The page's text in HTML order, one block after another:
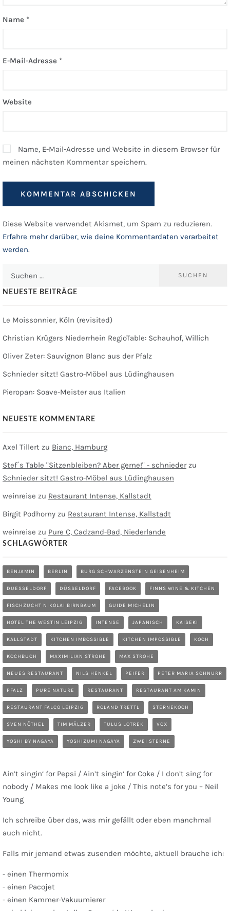
Name *
E-Mail-Adresse *
Website
Name, E-Mail-Adresse und Website in diesem Browser für
meinen nächsten Kommentar speichern.
Diese Website verwendet Akismet, um Spam zu reduzieren.
Erfahre mehr darüber, wie deine Kommentardaten verarbeitet
werden.
NEUESTE BEITRÄGE
Le Moissonnier, Köln (revisited)
Christian Krügers Niederrhein RegioTable: Schauhof, Willich
Oliver Zeter: Sauvignon Blanc aus der Pfalz
Schnieder sitzt! Gastro-Möbel aus Lüdinghausen
Pieropan: Soave-Meister aus Italien
NEUESTE KOMMENTARE
Axel Tillert zu Bianc, Hamburg
Stef´s Table "Sitzenbleiben? Aber gerne!" - schniederzu
Schnieder sitzt! Gastro-Möbel aus Lüdinghausen
weinreise zu Restaurant Intense, Kallstadt
Birgit Podhorny zu Restaurant Intense, Kallstadt
weinreise zu Pure C, Cadzand-Bad, Niederlande
SCHLAGWÖRTER
BENJAMIN BERLIN BURG SCHWARZENSTEIN GEISENHEIM
DUESSELDORF DÜSSELDORF FACEBOOK FINNS WINE & KITCHEN
FISCHZUCHT NIKOLAI BIRNBAUM GUIDE MICHELIN
HOTEL THE WESTIN LEIPZIG INTENSE JAPANISCH KAISEKI
KALLSTADT KITCHEN IMBOSSIBLE KITCHEN IMPOSSIBLE KOCH
KOCHBUCH MAXIMILIAN STROHE MAX STROHE
NEUES RESTAURANT NILS HENKEL PEIFER PETER MARIA SCHNURR
PFALZ PURE NATURE RESTAURANT RESTAURANT AM KAMIN
RESTAURANT FALCO LEIPZIG ROLAND TRETTL STERNEKOCH
SVEN NÖTHEL TIM MÄLZER TULUS LOTREK VOX
YOSHI BY NAGAYA YOSHIZUMI NAGAYA ZWEI STERNE
Ain’t singin‘ for Pepsi / Ain’t singin‘ for Coke / I don’t sing for
nobody / Makes me look like a joke / This note’s for you – Neil
Young
Ich schreibe über das, was mir gefällt oder eben manchmal
auch nicht.
Falls mir jemand etwas zusenden möchte, aktuell brauche ich:
- einen Thermomix
- einen Pacojet
- einen Kammer-Vakuumierer